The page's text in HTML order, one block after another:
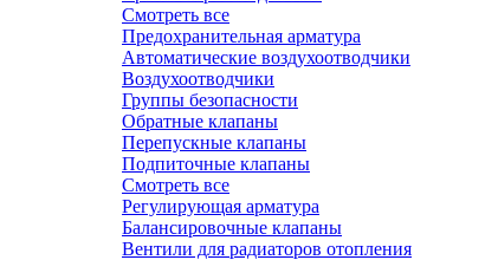
Смотреть все
Предохранительная арматура
Автоматические воздухоотводчики
Воздухоотводчики
Группы безопасности
Обратные клапаны
Перепускные клапаны
Подпиточные клапаны
Смотреть все
Регулирующая арматура
Балансировочные клапаны
Вентили для радиаторов отопления